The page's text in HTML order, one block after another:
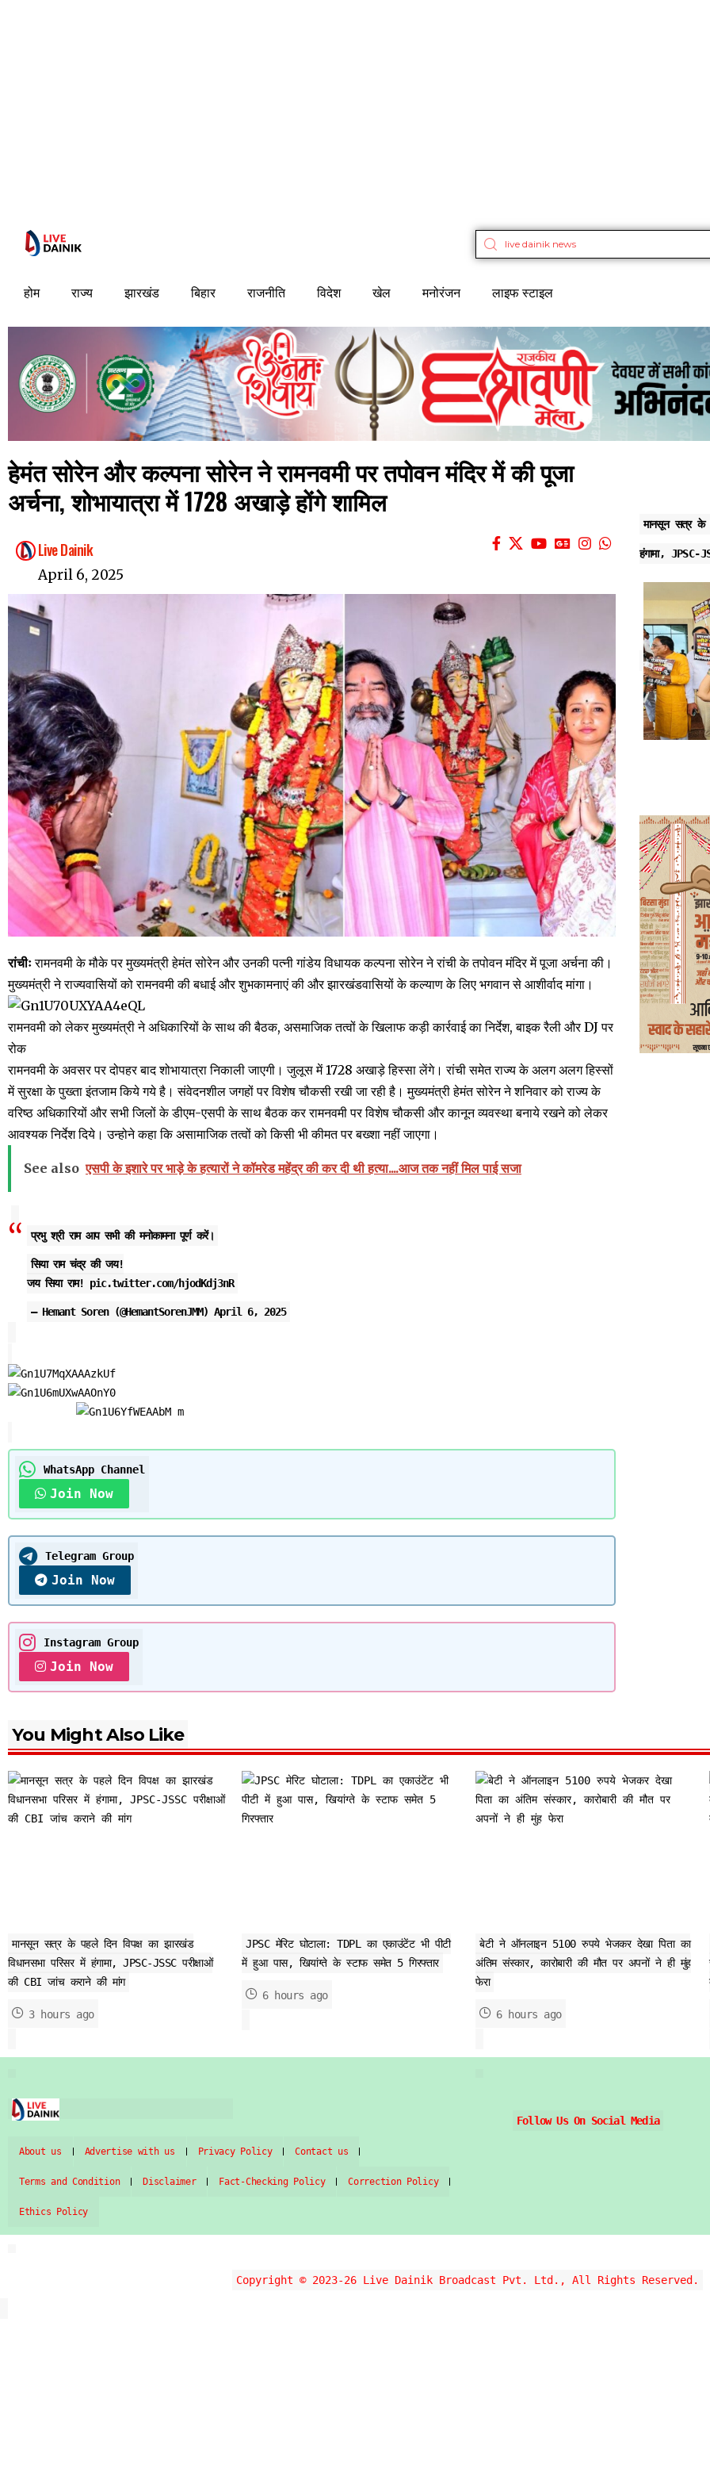
होम राज्य झारखंड बिहार राजनीति विदेश खेल मनोरंजन लाइफ स्टाइल
हेमंत सोरेन और कल्पना सोरेन ने रामनवमी पर तपोवन मंदिर में की पूजा
अर्चना, शोभायात्रा में 1728 अखाड़े होंगे शामिल
Live Dainik
April 6, 2025
रांचीःरामनवमी के मौके पर मुख्यमंत्री हेमंत सोरेन और उनकी पत्नी गांडेय विधायक कल्पना सोरेन ने रांची के तपोवन मंदिर में पूजा अर्चना की।
मुख्यमंत्री ने राज्यवासियों को रामनवमी की बधाई और शुभकामनाएं की और झारखंडवासियों के कल्याण के लिए भगवान से आशीर्वाद मांगा।
रामनवमी को लेकर मुख्यमंत्री ने अधिकारियों के साथ की बैठक, असमाजिक तत्वों के खिलाफ कड़ी कार्रवाई का निर्देश, बाइक रैली और DJ पर
रोक
रामनवमी के अवसर पर दोपहर बाद शोभायात्रा निकाली जाएगी। जुलूस में 1728 अखाड़े हिस्सा लेंगे। रांची समेत राज्य के अलग अलग हिस्सों
में सुरक्षा के पुख्ता इंतजाम किये गये है। संवेदनशील जगहों पर विशेष चौकसी रखी जा रही है। मुख्यमंत्री हेमंत सोरेन ने शनिवार को राज्य के
वरिष्ठ अधिकारियों और सभी जिलों के डीएम-एसपी के साथ बैठक कर रामनवमी पर विशेष चौकसी और कानून व्यवस्था बनाये रखने को लेकर
आवश्यक निर्देश दिये। उन्होने कहा कि असामाजिक तत्वों को किसी भी कीमत पर बख्शा नहीं जाएगा।
See also एसपी के इशारे पर भाड़े के हत्यारों ने कॉमरेड महेंद्र की कर दी थी हत्या....आज तक नहीं मिल पाई सजा
प्रभु श्री राम आप सभी की मनोकामना पूर्ण करें।
सिया राम चंद्र की जय!
जय सिया राम! pic.twitter.com/hjodKdj3nR
— Hemant Soren (@HemantSorenJMM) April 6, 2025
WhatsApp Channel
Join Now
Telegram Group
Join Now
Instagram Group
Join Now
मानसून सत्र के
हंगामा, JPSC-
You Might Also Like
मानसून सत्र के पहले दिन विपक्ष का झारखंड
विधानसभा परिसर में हंगामा, JPSC-JSSC परीक्षाओं
की CBI जांच कराने की मांग
3 hours ago
JPSC मेरिट घोटाला: TDPL का एकाउंटेंट भी पीटी
में हुआ पास, खियांग्ते के स्टाफ समेत 5 गिरफ्तार
6 hours ago
बेटी ने ऑनलाइन 5100 रुपये भेजकर देखा पिता का
अंतिम संस्कार, कारोबारी की मौत पर अपनों ने ही मुंह
फेरा
6 hours ago
About us Advertise with us Privacy Policy Contact us
Terms and Condition Disclaimer Fact-Checking Policy Correction Policy
Ethics Policy
Follow Us On Social Media
Copyright © 2023-26 Live Dainik Broadcast Pvt. Ltd., All Rights Reserved.